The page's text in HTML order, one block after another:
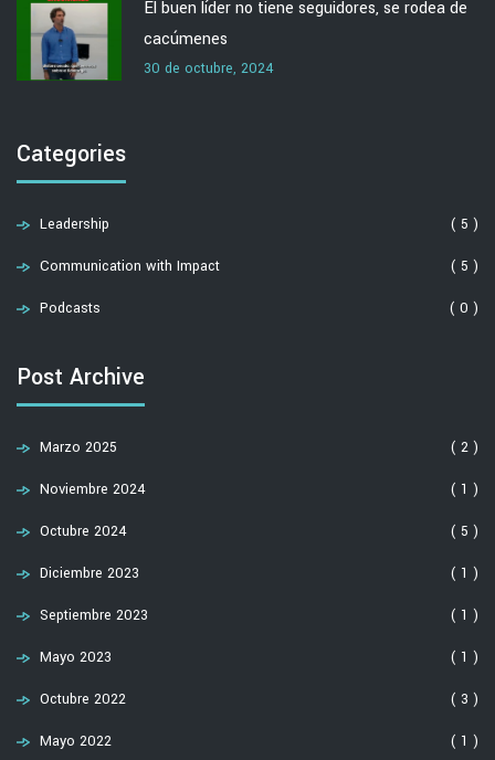
El buen líder no tiene seguidores, se rodea de
cacúmenes
30 de octubre, 2024
Categories
Leadership ( 5 )
Communication with Impact ( 5 )
Podcasts ( 0 )
Post Archive
Marzo 2025 ( 2 )
Noviembre 2024 ( 1 )
Octubre 2024 ( 5 )
Diciembre 2023 ( 1 )
Septiembre 2023 ( 1 )
Mayo 2023 ( 1 )
Octubre 2022 ( 3 )
Mayo 2022 ( 1 )